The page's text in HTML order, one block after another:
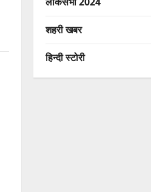
शहरी खबर
हिन्दी स्टोरी